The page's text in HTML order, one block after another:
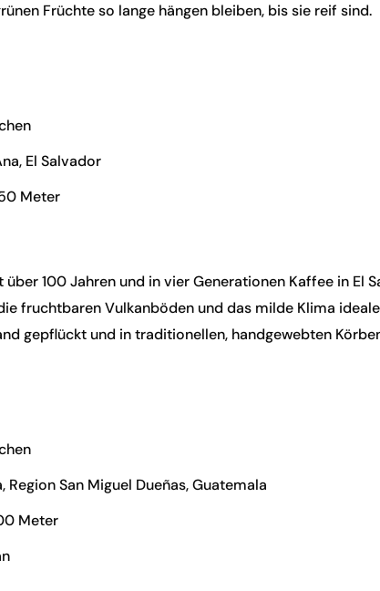
Früchte so lange hängen bleiben, bis sie reif sind.
El Salvador
Meter
100 Jahren und in vier Generationen Kaffee in
fruchtbaren Vulkanböden und das milde Klima
gepflückt und in traditionellen, handgewebten
Region San Miguel Dueñas, Guatemala
Meter